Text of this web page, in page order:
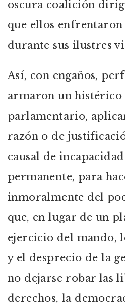
oscura coalición
que ellos
durante sus ilustres
Así, con engaños,
armaron un
parlamentario,
razón o de
causal de
permanente, para
inmoralmente del
que, en lugar de un
ejercicio del mando,
y el desprecio de la
no dejarse robar las
derechos, la